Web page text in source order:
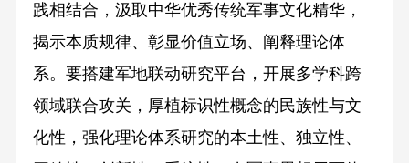
践相结合，汲取中华优秀传统军事文化精华，
揭示本质规律、彰显价值立场、阐释理论体
系。要搭建军地联动研究平台，开展多学科跨
领域联合攻关，厚植标识性概念的民族性与文
化性，强化理论体系研究的本土性、独立性、